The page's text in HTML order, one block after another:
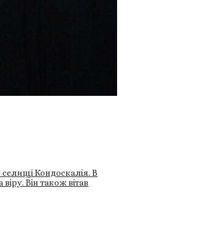
селищі Кондоскалія. В
Він також вітав